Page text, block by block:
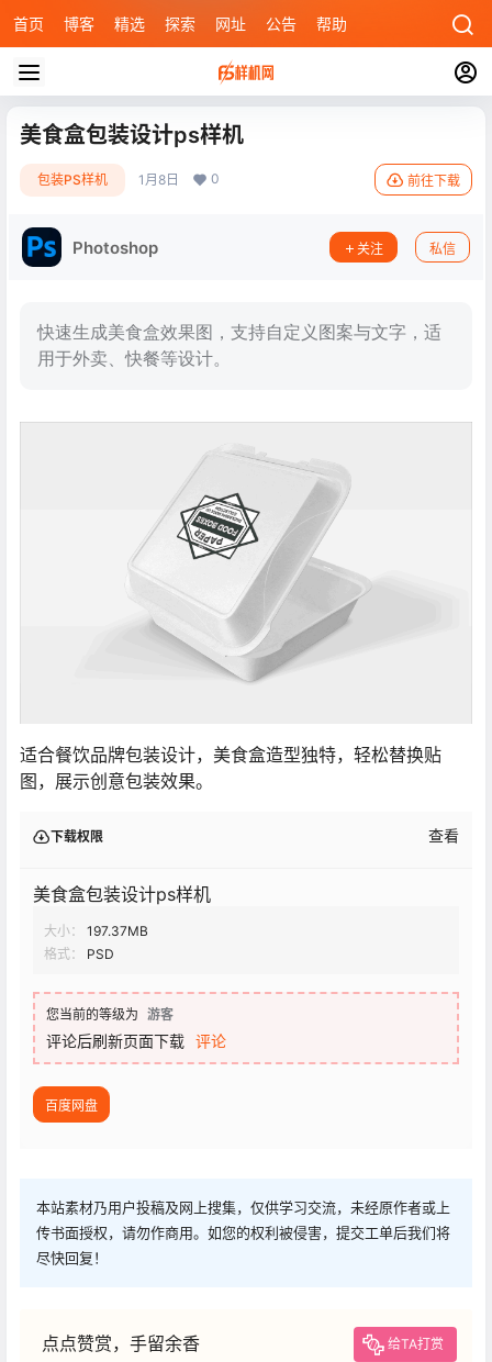
首页 博客 精选 探索 网址 公告 帮助
美食盒包装设计ps样机
包装PS样机 1月8日 0 前往下载
Photoshop 关注 私信
快速生成美食盒效果图，支持自定义图案与文字，适
用于外卖、快餐等设计。
适合餐饮品牌包装设计，美食盒造型独特，轻松替换贴
图，展示创意包装效果。
下载权限 查看
美食盒包装设计ps样机
大小：
197.37MB
格式：
PSD
您当前的等级为 游客
评论后刷新页面下载 评论
百度网盘
本站素材乃用户投稿及网上搜集，仅供学习交流，未经原作者或上
传书面授权，请勿作商用。如您的权利被侵害，提交工单后我们将
尽快回复！
点点赞赏，手留余香 给TA打赏